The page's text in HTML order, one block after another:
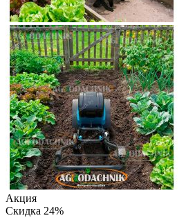
Акция
Скидка 24%